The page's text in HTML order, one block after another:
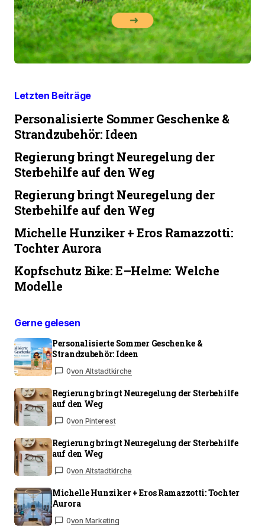
Letzten Beiträge
Personalisierte Sommer Geschenke &
Strandzubehör: Ideen
Regierung bringt Neuregelung der
Sterbehilfe auf den Weg
Regierung bringt Neuregelung der
Sterbehilfe auf den Weg
Michelle Hunziker + Eros Ramazzotti:
Tochter Aurora
Kopfschutz Bike: E–Helme: Welche
Modelle
Gerne gelesen
Personalisierte Sommer Geschenke &
Strandzubehör: Ideen
0von Altstadtkirche
Regierung bringt Neuregelung der Sterbehilfe
auf den Weg
0von Pinterest
Regierung bringt Neuregelung der Sterbehilfe
auf den Weg
0von Altstadtkirche
Michelle Hunziker + Eros Ramazzotti: Tochter
Aurora
0von Marketing